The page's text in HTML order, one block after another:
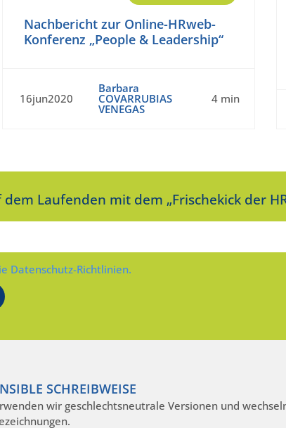
Nachbericht zur Online-HRweb-
Konferenz „People & Leadership“
16jun2020
Barbara
COVARRUBIAS
VENEGAS
4 min
Laufenden mit dem „Frischekick der
Datenschutz-Richtlinien.
SCHREIBWEISE
wir geschlechtsneutrale Versionen und